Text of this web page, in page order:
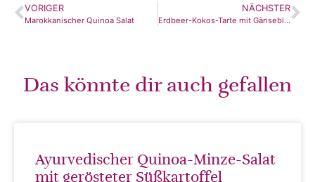
VORIGER
Marokkanischer Quinoa Salat
NÄCHSTER
Erdbeer-Kokos-Tarte mit Gänseblümchen
Das könnte dir auch gefallen
Ayurvedischer Quinoa-Minze-Salat
mit gerösteter Süßkartoffel